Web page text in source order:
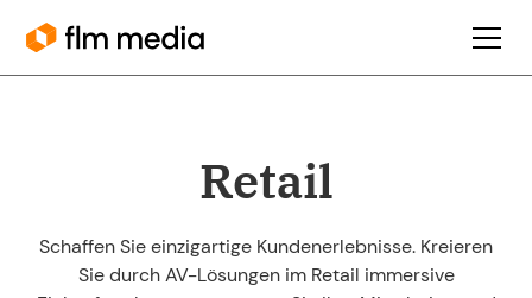
Retail
Schaffen Sie einzigartige Kundenerlebnisse. Kreieren
Sie durch AV-Lösungen im Retail immersive